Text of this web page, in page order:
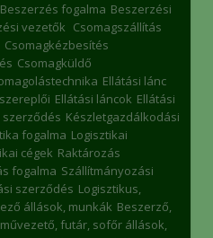
Beszerzés fogalma Beszerzési
vezetők Csomagszállítás
Csomagkézbesítés
Csomagküldő
Ellátási lánc
Ellátási láncok Ellátási
szerződés Készletgazdálkodási
fogalma Logisztikai
cégek Raktározás
fogalma Szállítmányozási
szerződés Logisztikus,
állások, munkák Beszerző,
futár, sofőr állások,